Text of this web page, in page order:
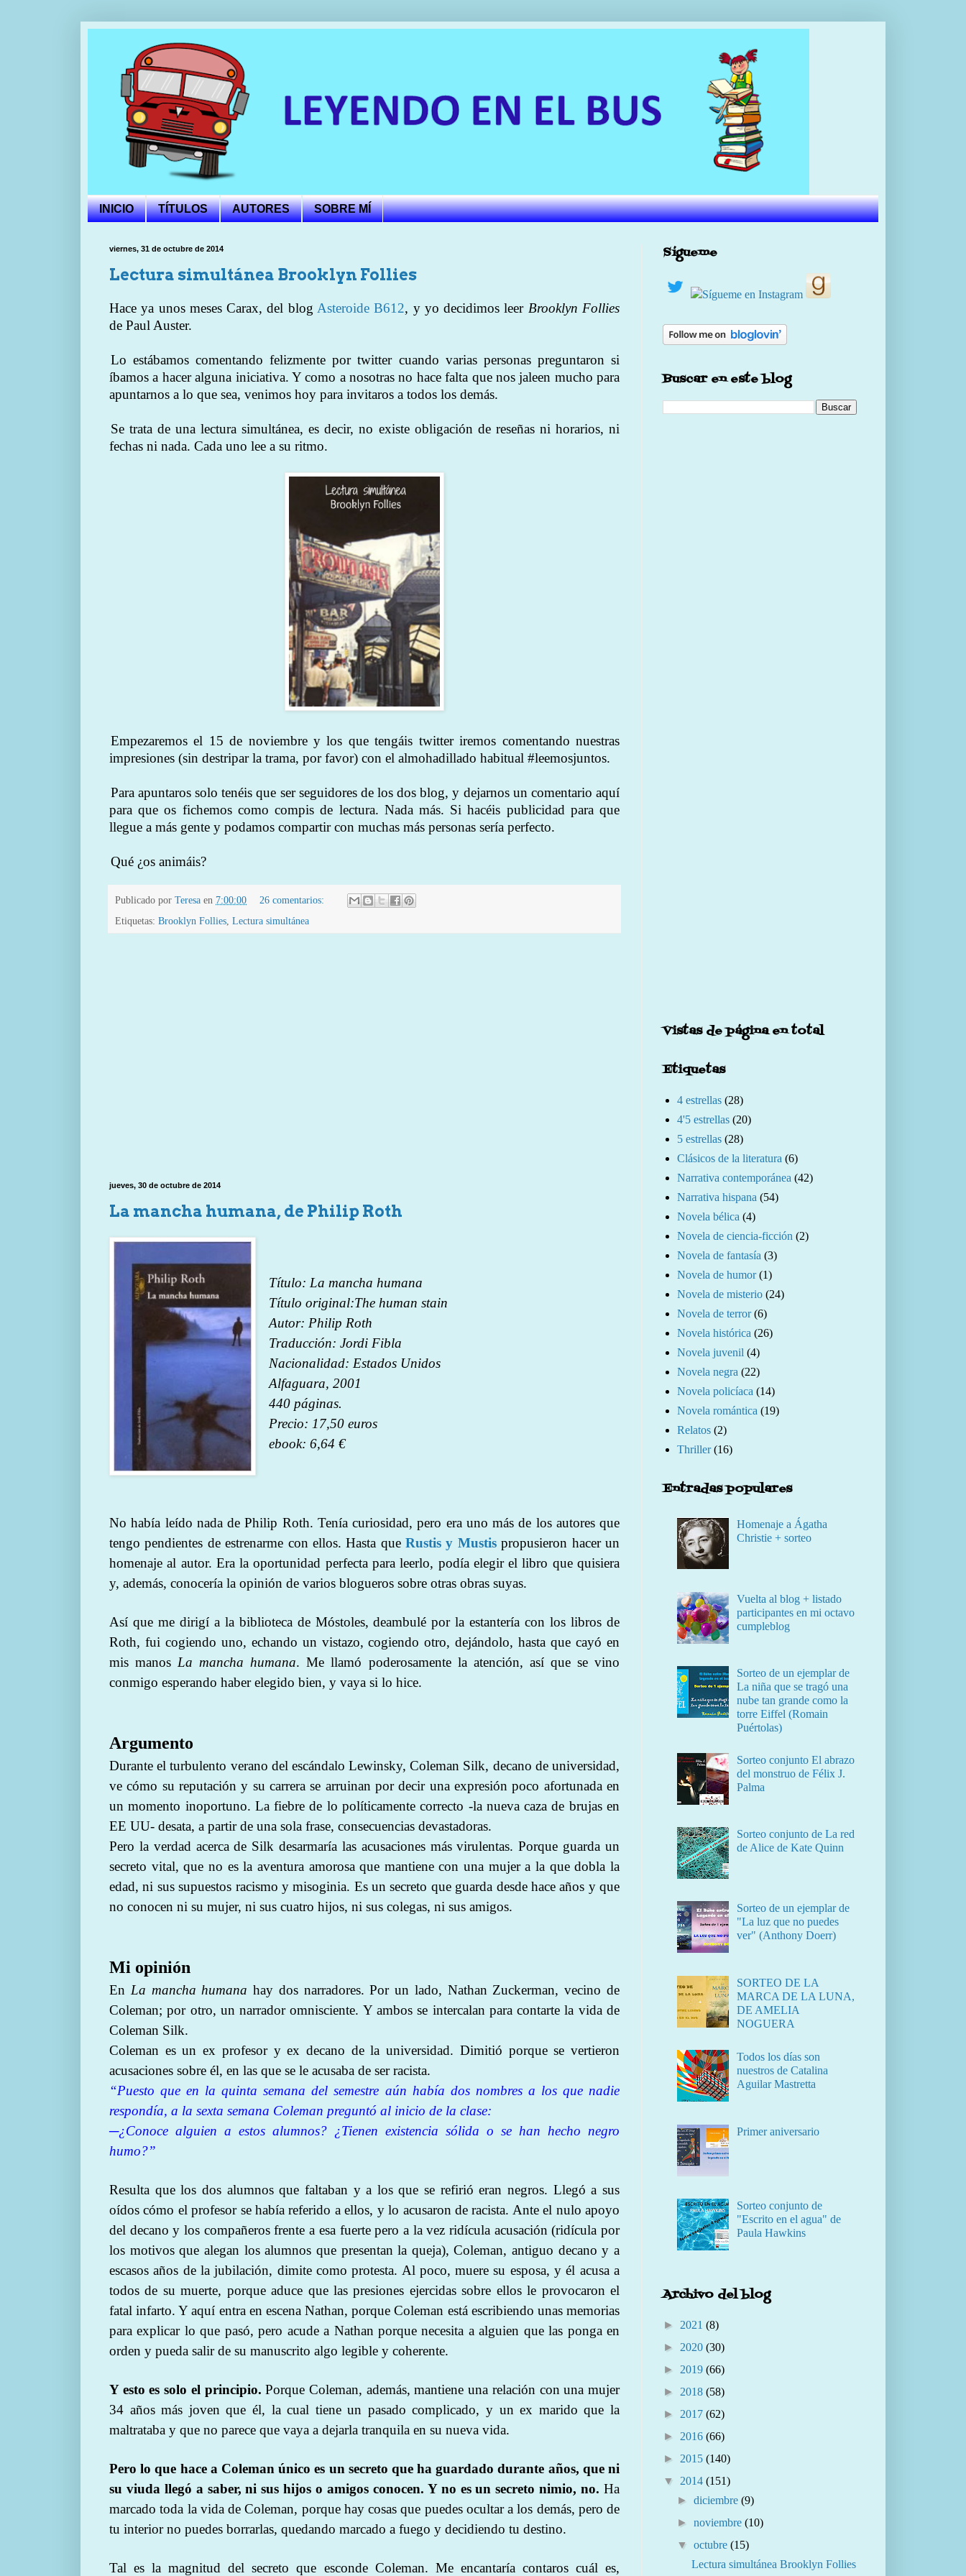
INICIO TÍTULOS AUTORES SOBRE MÍ
viernes, 31 de octubre de 2014
Lectura simultánea Brooklyn Follies
Hace ya unos meses Carax, del blog Asteroide B612, y yo decidimos leer Brooklyn Follies
de Paul Auster.
Lo estábamos comentando felizmente por twitter cuando varias personas preguntaron si
íbamos a hacer alguna iniciativa. Y como a nosotras no hace falta que nos jaleen mucho para
apuntarnos a lo que sea, venimos hoy para invitaros a todos los demás.
Se trata de una lectura simultánea, es decir, no existe obligación de reseñas ni horarios, ni
fechas ni nada. Cada uno lee a su ritmo.
Empezaremos el 15 de noviembre y los que tengáis twitter iremos comentando nuestras
impresiones (sin destripar la trama, por favor) con el almohadillado habitual #leemosjuntos.
Para apuntaros solo tenéis que ser seguidores de los dos blog, y dejarnos un comentario aquí
para que os fichemos como compis de lectura. Nada más. Si hacéis publicidad para que
llegue a más gente y podamos compartir con muchas más personas sería perfecto.
Qué ¿os animáis?
Publicado por Teresa en 7:00:00
26 comentarios:
Etiquetas: Brooklyn Follies, Lectura simultánea
jueves, 30 de octubre de 2014
La mancha humana, de Philip Roth
Título: La mancha humana
Título original:The human stain
Autor: Philip Roth
Traducción: Jordi Fibla
Nacionalidad: Estados Unidos
Alfaguara, 2001
440 páginas.
Precio: 17,50 euros
ebook: 6,64 €
No había leído nada de Philip Roth. Tenía curiosidad, pero era uno más de los autores que
tengo pendientes de estrenarme con ellos. Hasta queRustis y Mustispropusieron hacer un
homenaje al autor. Era la oportunidad perfecta para leerlo, podía elegir el libro que quisiera
y, además, conocería la opinión de varios blogueros sobre otras obras suyas.
Así que me dirigí a la biblioteca de Móstoles, deambulé por la estantería con los libros de
Roth, fui cogiendo uno, echando un vistazo, cogiendo otro, dejándolo, hasta que cayó en
mis manos La mancha humana. Me llamó poderosamente la atención, así que se vino
conmigo esperando haber elegido bien, y vaya si lo hice.
Argumento
Durante el turbulento verano del escándalo Lewinsky, Coleman Silk, decano de universidad,
ve cómo su reputación y su carrera se arruinan por decir una expresión poco afortunada en
un momento inoportuno. La fiebre de lo políticamente correcto -la nueva caza de brujas en
EE UU- desata, a partir de una sola frase, consecuencias devastadoras.
Pero la verdad acerca de Silk desarmaría las acusaciones más virulentas. Porque guarda un
secreto vital, que no es la aventura amorosa que mantiene con una mujer a la que dobla la
edad, ni sus supuestos racismo y misoginia. Es un secreto que guarda desde hace años y que
no conocen ni su mujer, ni sus cuatro hijos, ni sus colegas, ni sus amigos.
Mi opinión
En La mancha humana hay dos narradores. Por un lado, Nathan Zuckerman, vecino de
Coleman; por otro, un narrador omnisciente. Y ambos se intercalan para contarte la vida de
Coleman Silk.
Coleman es un ex profesor y ex decano de la universidad. Dimitió porque se vertieron
acusaciones sobre él, en las que se le acusaba de ser racista.
“Puesto que en la quinta semana del semestre aún había dos nombres a los que nadie
respondía, a la sexta semana Coleman preguntó al inicio de la clase:
─¿Conoce alguien a estos alumnos? ¿Tienen existencia sólida o se han hecho negro
humo?”
Resulta que los dos alumnos que faltaban y a los que se refirió eran negros. Llegó a sus
oídos cómo el profesor se había referido a ellos, y lo acusaron de racista. Ante el nulo apoyo
del decano y los compañeros frente a esa fuerte pero a la vez ridícula acusación (ridícula por
los motivos que alegan los alumnos que presentan la queja), Coleman, antiguo decano y a
escasos años de la jubilación, dimite como protesta. Al poco, muere su esposa, y él acusa a
todos de su muerte, porque aduce que las presiones ejercidas sobre ellos le provocaron el
fatal infarto. Y aquí entra en escena Nathan, porque Coleman está escribiendo unas memorias
para explicar lo que pasó, pero acude a Nathan porque necesita a alguien que las ponga en
orden y pueda salir de su manuscrito algo legible y coherente.
Y esto es solo el principio. Porque Coleman, además, mantiene una relación con una mujer
34 años más joven que él, la cual tiene un pasado complicado, y un ex marido que la
maltrataba y que no parece que vaya a dejarla tranquila en su nueva vida.
Pero lo que hace a Coleman único es un secreto que ha guardado durante años, que ni
su viuda llegó a saber, ni sus hijos o amigos conocen. Y no es un secreto nimio, no. Ha
marcado toda la vida de Coleman, porque hay cosas que puedes ocultar a los demás, pero de
tu interior no puedes borrarlas, quedando marcado a fuego y decidiendo tu destino.
Tal es la magnitud del secreto que esconde Coleman. Me encantaría contaros cuál es,
Sígueme
Buscar en este blog
Vistas de página en total
Etiquetas
4 estrellas (28)
4'5 estrellas (20)
5 estrellas (28)
Clásicos de la literatura (6)
Narrativa contemporánea (42)
Narrativa hispana (54)
Novela bélica (4)
Novela de ciencia-ficción (2)
Novela de fantasía (3)
Novela de humor (1)
Novela de misterio (24)
Novela de terror (6)
Novela histórica (26)
Novela juvenil (4)
Novela negra (22)
Novela policíaca (14)
Novela romántica (19)
Relatos (2)
Thriller (16)
Entradas populares
Homenaje a Ágatha
Christie + sorteo
Vuelta al blog + listado
participantes en mi octavo
cumpleblog
Sorteo de un ejemplar de
La niña que se tragó una
nube tan grande como la
torre Eiffel (Romain
Puértolas)
Sorteo conjunto El abrazo
del monstruo de Félix J.
Palma
Sorteo conjunto de La red
de Alice de Kate Quinn
Sorteo de un ejemplar de
"La luz que no puedes
ver" (Anthony Doerr)
SORTEO DE LA
MARCA DE LA LUNA,
DE AMELIA
NOGUERA
Todos los días son
nuestros de Catalina
Aguilar Mastretta
Primer aniversario
Sorteo conjunto de
"Escrito en el agua" de
Paula Hawkins
Archivo del blog
► 2021 (8)
► 2020 (30)
► 2019 (66)
► 2018 (58)
► 2017 (62)
► 2016 (66)
► 2015 (140)
▼ 2014 (151)
►diciembre(9)
►noviembre(10)
▼octubre(15)
Lectura simultánea Brooklyn Follies